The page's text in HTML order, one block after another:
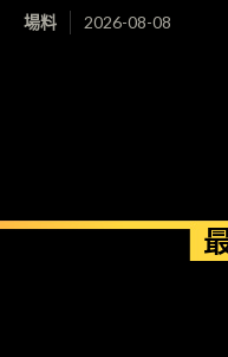
場料 2026-08-08